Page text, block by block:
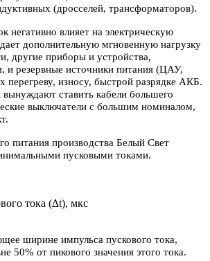
(дросселей, трансформаторов).
негативно влияет на электрическую
дополнительную мгновенную нагрузку
другие приборы и устройства,
и резервные источники питания (ЦАУ,
перегреву, износу, быстрой разрядке АКБ.
ставить кабели большего
выключатели с большим номиналом,
питания производства Белый Свет
пусковыми токами.
тока (∆t), мкс
ширине импульса пускового тока,
50% от пикового значения этого тока.